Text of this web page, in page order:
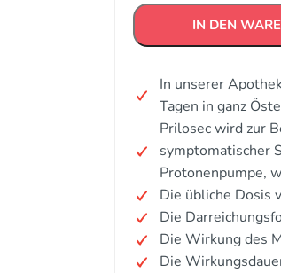
IN DEN
In unserer
Tagen in ganz
Prilosec wird zur
symptomatischer
Protonenpumpe,
Die übliche Dosis
Die
Die Wirkung des
Die